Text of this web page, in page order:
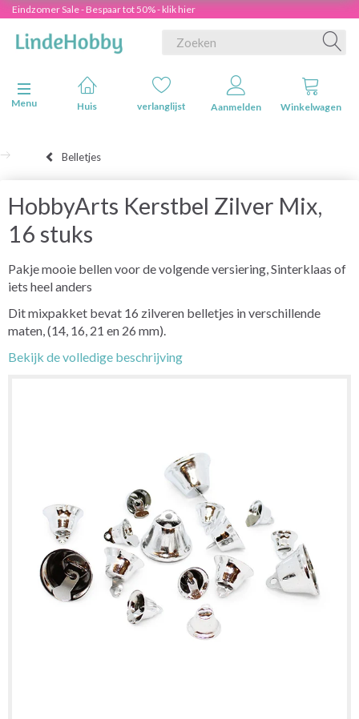
Eindzomer Sale - Bespaar tot 50% - klik hier
Navigatie in-/uitschakelen
Menu
Huis verlanglijst Aanmelden Winkelwagen
Belletjes
HobbyArts Kerstbel Zilver Mix,
16 stuks
Pakje mooie bellen voor de volgende versiering, Sinterklaas of
iets heel anders
Dit mixpakket bevat 16 zilveren belletjes in verschillende
maten, (14, 16, 21 en 26 mm).
Bekijk de volledige beschrijving